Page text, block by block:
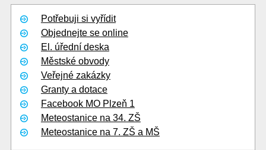
Potřebuji si vyřídit
Objednejte se online
El. úřední deska
Městské obvody
Veřejné zakázky
Granty a dotace
Facebook MO Plzeň 1
Meteostanice na 34. ZŠ
Meteostanice na 7. ZŠ a MŠ